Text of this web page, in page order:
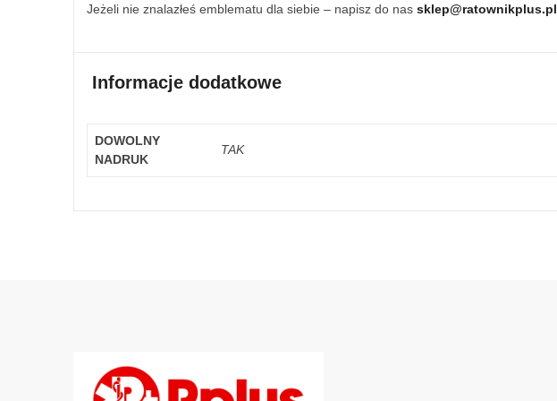
Jeżeli nie znalazłeś emblematu dla siebie – napisz do nas sklep@ratownikplus.pl
Informacje dodatkowe
DOWOLNY
NADRUK
TAK